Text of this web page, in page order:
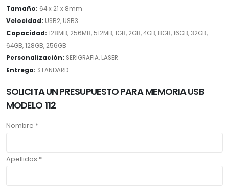
Tamaño: 64 x 21 x 8mm
Velocidad: USB2, USB3
Capacidad: 128MB, 256MB, 512MB, 1GB, 2GB, 4GB, 8GB, 16GB, 32GB,
64GB, 128GB, 256GB
Personalización: SERIGRAFIA, LASER
Entrega: STANDARD
SOLICITA UN PRESUPUESTO PARA MEMORIA USB
MODELO 112
Nombre *
Apellidos *